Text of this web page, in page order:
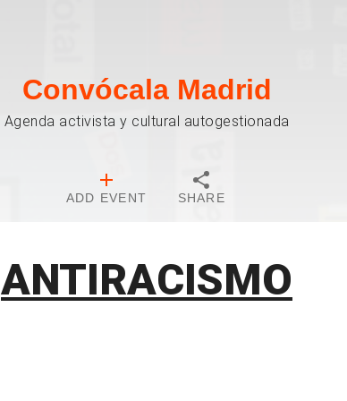
Convócala Madrid
Agenda activista y cultural autogestionada
ADD EVENT SHARE
ANTIRACISMO